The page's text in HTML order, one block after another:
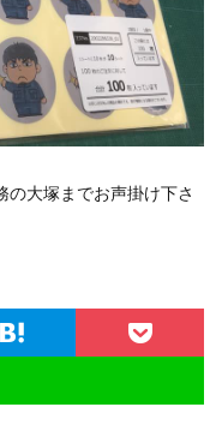
の大塚までお声掛け下さ